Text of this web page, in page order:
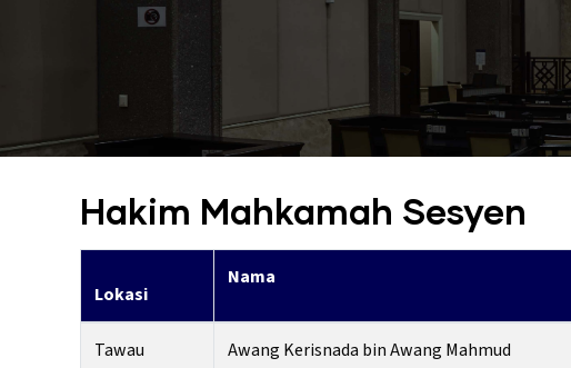
Hakim Mahkamah Sesyen
Lokasi
Nama
Tawau Awang Kerisnada bin Awang Mahmud